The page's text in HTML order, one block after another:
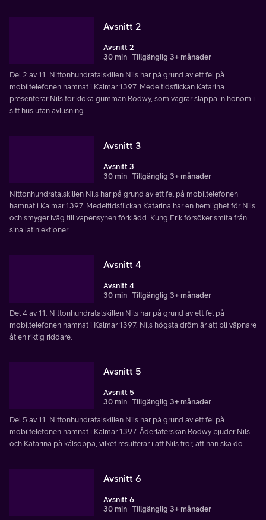
Avsnitt 2
Avsnitt 2
30 min Tillgänglig 3+ månader
Del 2 av 11. Nittonhundratalskillen Nils har på grund av ett fel på
mobiltelefonen hamnat i Kalmar 1397. Medeltidsflickan Katarina
presenterar Nils för kloka gumman Rodwy, som vägrar släppa in honom i
sitt hus utan avlusning.
Avsnitt 3
Avsnitt 3
30 min Tillgänglig 3+ månader
Nittonhundratalskillen Nils har på grund av ett fel på mobiltelefonen
hamnat i Kalmar 1397. Medeltidsflickan Katarina har en hemlighet för Nils
och smyger iväg till vapensynen förklädd. Kung Erik försöker smita från
sina latinlektioner.
Avsnitt 4
Avsnitt 4
30 min Tillgänglig 3+ månader
Del 4 av 11. Nittonhundratalskillen Nils har på grund av ett fel på
mobiltelefonen hamnat i Kalmar 1397. Nils högsta dröm är att bli väpnare
åt en riktig riddare.
Avsnitt 5
Avsnitt 5
30 min Tillgänglig 3+ månader
Del 5 av 11. Nittonhundratalskillen Nils har på grund av ett fel på
mobiltelefonen hamnat i Kalmar 1397. Åderlåterskan Rodwy bjuder Nils
och Katarina på kålsoppa, vilket resulterar i att Nils tror, att han ska dö.
Avsnitt 6
Avsnitt 6
30 min Tillgänglig 3+ månader